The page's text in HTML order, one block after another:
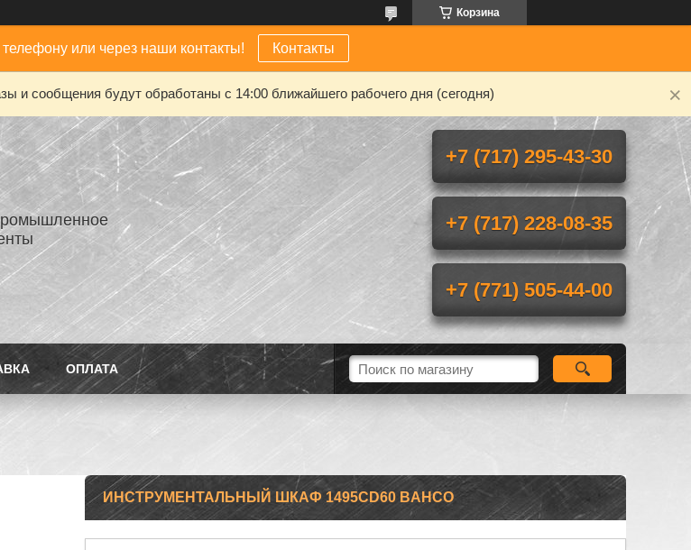
Корзина
или через наши контакты! Контакты
и сообщения будут обработаны с 14:00 ближайшего рабочего дня (сегодня)
+7 (717) 295-43-30
+7 (717) 228-08-35
+7 (771) 505-44-00
ОПЛАТА
ИНСТРУМЕНТАЛЬНЫЙ ШКАФ 1495CD60 BAHCO